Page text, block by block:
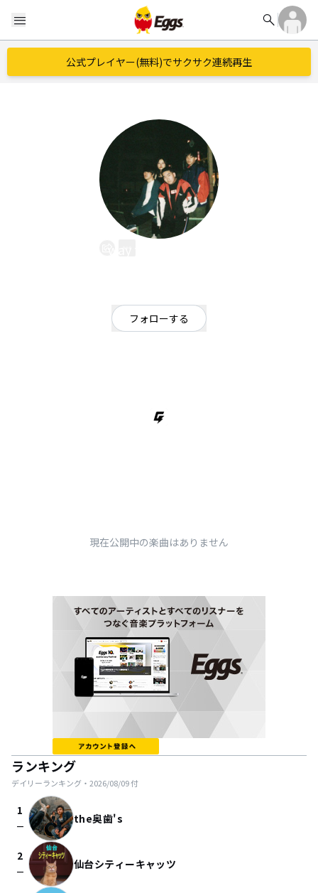
menu search
公式プレイヤー(無料)でサクサク連続再生
フォローする
現在公開中の楽曲はありません
ランキング
デイリーランキング・ 2026/08/09付
1
check_indeterminate_small the奥歯's
2
check_indeterminate_small 仙台シティーキャッツ